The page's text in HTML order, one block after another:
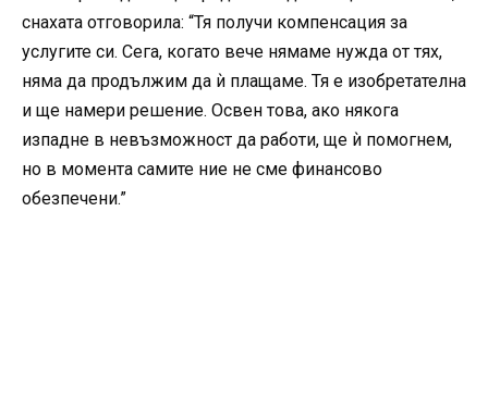
снахата отговорила: “Тя получи компенсация за
услугите си. Сега, когато вече нямаме нужда от тях,
няма да продължим да ѝ плащаме. Тя е изобретателна
и ще намери решение. Освен това, ако някога
изпадне в невъзможност да работи, ще ѝ помогнем,
но в момента самите ние не сме финансово
обезпечени.”